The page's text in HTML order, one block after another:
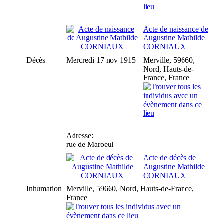
Acte de naissance de
Augustine Mathilde
CORNIAUX
Décès
Mercredi 17 nov 1915
Merville, 59660,
Nord, Hauts-de-
France, France
Adresse:
rue de Maroeul
Acte de décès de
Augustine Mathilde
CORNIAUX
Inhumation Merville, 59660, Nord, Hauts-de-France,
France